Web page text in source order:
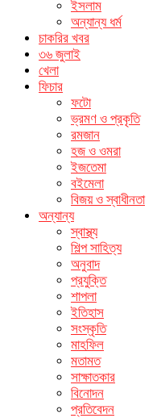
ইসলাম
অন্যান্য ধর্ম
চাকরির খবর
৩৬ জুলাই
খেলা
ফিচার
ফটো
ভ্রমণ ও প্রকৃতি
রমজান
হজ ও ওমরা
ইজতেমা
বইমেলা
বিজয় ও স্বাধীনতা
অন্যান্য
স্বাস্থ্য
শিল্প সাহিত্য
অনুবাদ
প্রযুক্তি
শাপলা
ইতিহাস
সংস্কৃতি
মাহফিল
মতামত
সাক্ষাতকার
বিনোদন
প্রতিবেদন